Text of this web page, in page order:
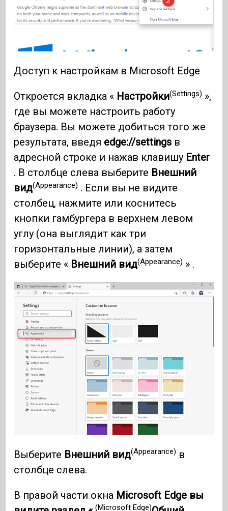
Доступ к настройкам в Microsoft Edge
Откроется вкладка « Настройки(Settings) »,
где вы можете настроить работу
браузера. Вы можете добиться того же
результата, введя edge://settings в
адресной строке и нажав клавишу Enter
. В столбце слева выберите Внешний
вид(Appearance) . Если вы не видите
столбец, нажмите или коснитесь
кнопки гамбургера в верхнем левом
углу (она выглядит как три
горизонтальные линии), а затем
выберите « Внешний вид(Appearance) » .
Выберите Внешний вид(Appearance) в
столбце слева.
В правой части окна Microsoft Edge вы
(Microsoft Edge)